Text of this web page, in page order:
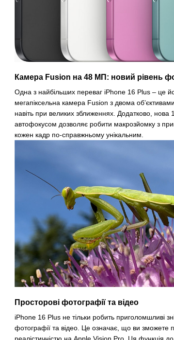
Камера Fusion на 48 МП: новий рівень
Одна з найбільших переваг iPhone 16 Plus – це
мегапіксельна камера Fusion з двома
навіть при великих зближеннях. Додатково,
автофокусом дозволяє робити макрозйомку з
кожен кадр по-справжньому унікальним.
Просторові фотографії та відео
iPhone 16 Plus не тільки робить приголомшливі
фотографії та відео. Це означає, що ви зможете